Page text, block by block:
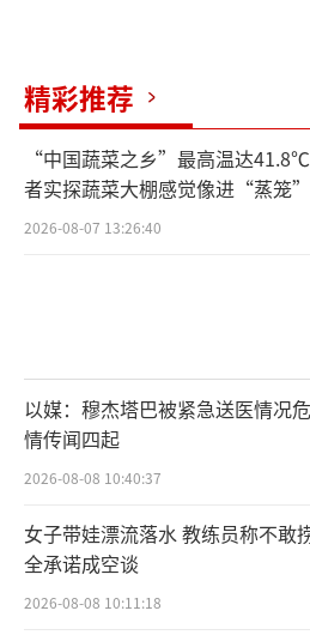
精彩推荐
“中国蔬菜之乡”最高温达
者实探蔬菜大棚感觉像进“蒸笼
村民称只能凌晨两点起来干活
2026-08-07 13:26:40
以媒：穆杰塔巴被紧急送医情况
情传闻四起
2026-08-08 10:40:37
女子带娃漂流落水 教练员称不敢
全承诺成空谈
2026-08-08 10:11:18